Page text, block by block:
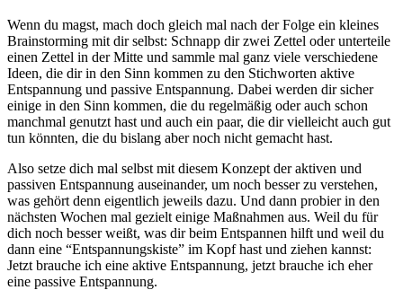
Wenn du magst, mach doch gleich mal nach der Folge ein kleines
Brainstorming mit dir selbst: Schnapp dir zwei Zettel oder unterteile
einen Zettel in der Mitte und sammle mal ganz viele verschiedene
Ideen, die dir in den Sinn kommen zu den Stichworten aktive
Entspannung und passive Entspannung. Dabei werden dir sicher
einige in den Sinn kommen, die du regelmäßig oder auch schon
manchmal genutzt hast und auch ein paar, die dir vielleicht auch gut
tun könnten, die du bislang aber noch nicht gemacht hast.
Also setze dich mal selbst mit diesem Konzept der aktiven und
passiven Entspannung auseinander, um noch besser zu verstehen,
was gehört denn eigentlich jeweils dazu. Und dann probier in den
nächsten Wochen mal gezielt einige Maßnahmen aus. Weil du für
dich noch besser weißt, was dir beim Entspannen hilft und weil du
dann eine “Entspannungskiste” im Kopf hast und ziehen kannst:
Jetzt brauche ich eine aktive Entspannung, jetzt brauche ich eher
eine passive Entspannung.